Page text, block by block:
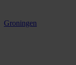
Groningen